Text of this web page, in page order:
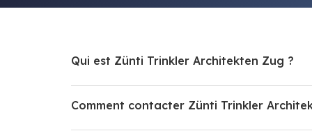
Qui est Zünti Trinkler Architekten Zug ?
Comment contacter Zünti Trinkler